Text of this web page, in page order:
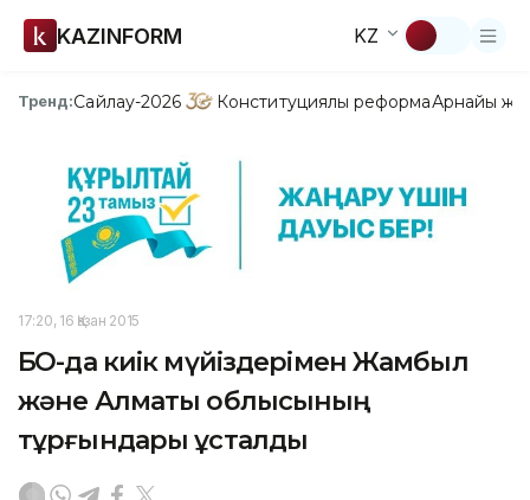
KAZINFORM KZ
Тренд:Сайлау-2026 Конституциялық реформаАрнайы
17:20, 16 Қазан 2015
БҚО-да киік мүйіздерімен Жамбыл
және Алматы облысының
тұрғындары ұсталды